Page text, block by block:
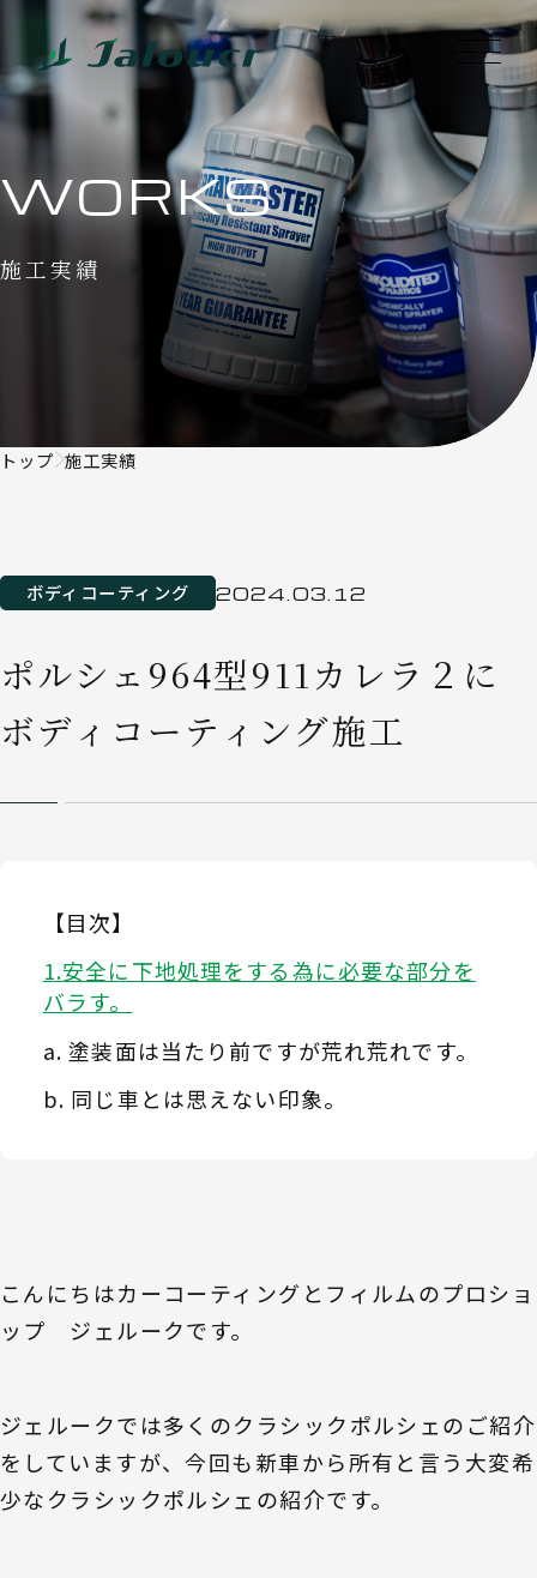
WORKS
施工実績
トップ 施工実績
ボディコーティング 2024.03.12
ポルシェ964型911カレラ２に
ボディコーティング施工
【目次】
安全に下地処理をする為に必要な部分を
バラす。
塗装面は当たり前ですが荒れ荒れです。
同じ車とは思えない印象。
こんにちはカーコーティングとフィルムのプロショ
ップ ジェルークです。
ジェルークでは多くのクラシックポルシェのご紹介
をしていますが、今回も新車から所有と言う大変希
少なクラシックポルシェの紹介です。